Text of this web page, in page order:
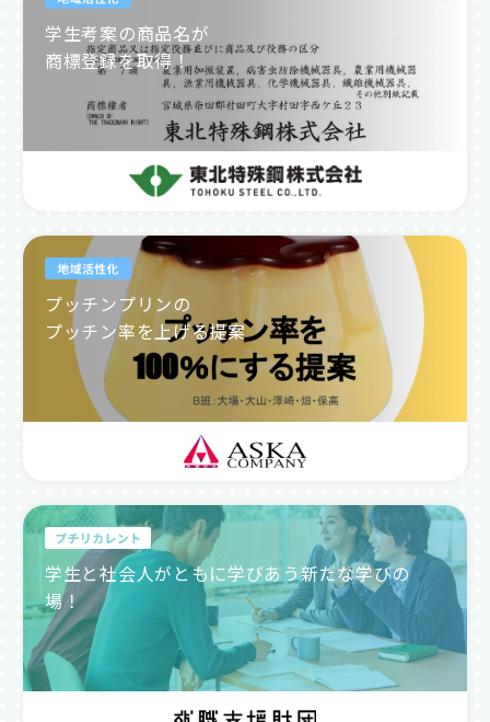
学生考案の商品名が
商標登録を取得！
プッチンプリンの
プッチン率を上げる提案
学生と社会人がともに学びあう新たな学びの
場！